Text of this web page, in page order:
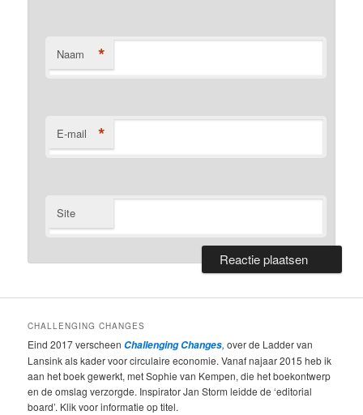
Naam *
E-mail *
Site
CHALLENGING CHANGES
Eind 2017 verscheen Challenging Changes, over de Ladder van
Lansink als kader voor circulaire economie. Vanaf najaar 2015 heb ik
aan het boek gewerkt, met Sophie van Kempen, die het boekontwerp
en de omslag verzorgde. Inspirator Jan Storm leidde de ‘editorial
board’. Klik voor informatie op titel.